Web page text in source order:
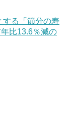
する「節分の寿
比13.6％減の